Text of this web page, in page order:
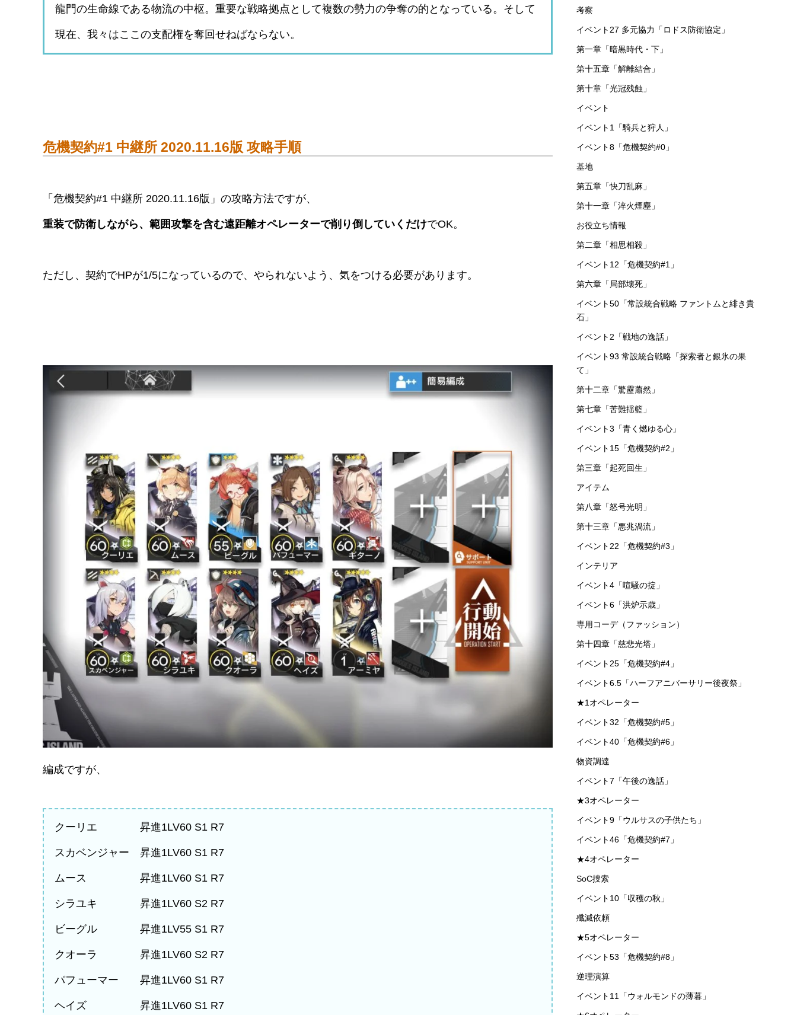
龍門の生命線である物流の中枢。重要な戦略拠点として複数の勢力の争奪の的となっている。そして
現在、我々はここの支配権を奪回せねばならない。
危機契約#1 中継所 2020.11.16版 攻略手順
「危機契約#1 中継所 2020.11.16版」の攻略方法ですが、
重装で防衛しながら、範囲攻撃を含む遠距離オペレーターで削り倒していくだけでOK。
ただし、契約でHPが1/5になっているので、やられないよう、気をつける必要があります。
編成ですが、
クーリエ 昇進1LV60 S1 R7
スカベンジャー 昇進1LV60 S1 R7
ムース 昇進1LV60 S1 R7
シラユキ 昇進1LV60 S2 R7
ビーグル 昇進1LV55 S1 R7
クオーラ 昇進1LV60 S2 R7
パフューマー 昇進1LV60 S1 R7
ヘイズ 昇進1LV60 S1 R7
考察
イベント27 多元協力「ロドス防衛協定」
第一章「暗黒時代・下」
第十五章「解離結合」
第十章「光冠残蝕」
イベント
イベント1「騎兵と狩人」
イベント8「危機契約#0」
基地
第五章「快刀乱麻」
第十一章「淬火煙塵」
お役立ち情報
第二章「相思相殺」
イベント12「危機契約#1」
第六章「局部壊死」
イベント50「常設統合戦略 ファントムと緋き貴
石」
イベント2「戦地の逸話」
イベント93 常設統合戦略「探索者と銀氷の果
て」
第十二章「驚靂蕭然」
第七章「苦難揺籃」
イベント3「青く燃ゆる心」
イベント15「危機契約#2」
第三章「起死回生」
アイテム
第八章「怒号光明」
第十三章「悪兆渦流」
イベント22「危機契約#3」
インテリア
イベント4「喧騒の掟」
イベント6「洪炉示歳」
専用コーデ（ファッション）
第十四章「慈悲光塔」
イベント25「危機契約#4」
イベント6.5「ハーフアニバーサリー後夜祭」
★1オペレーター
イベント32「危機契約#5」
イベント40「危機契約#6」
物資調達
イベント7「午後の逸話」
★3オペレーター
イベント9「ウルサスの子供たち」
イベント46「危機契約#7」
★4オペレーター
SoC捜索
イベント10「収穫の秋」
殲滅依頼
★5オペレーター
イベント53「危機契約#8」
逆理演算
イベント11「ウォルモンドの薄暮」